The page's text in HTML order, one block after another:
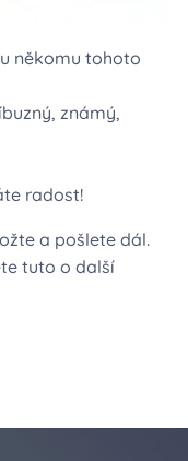
někomu tohoto
známý,
radost!
a pošlete dál.
tuto o další